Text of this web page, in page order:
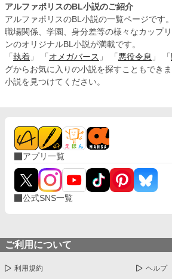
アルファポリスのBL小説のご紹介
アルファポリスのBL小説の一覧ページです。
職場関係、学園、身分差等の様々なカップ
ンのオリジナルBL小説が満載です。
「 執着 」 「 オメガバース 」 「 悪役令息 」 「
グからお気に入りの小説を探すこともでき
小説を見つけてください。
アプリ一覧
公式SNS一覧
ご利用について
利用規約 ヘルプ